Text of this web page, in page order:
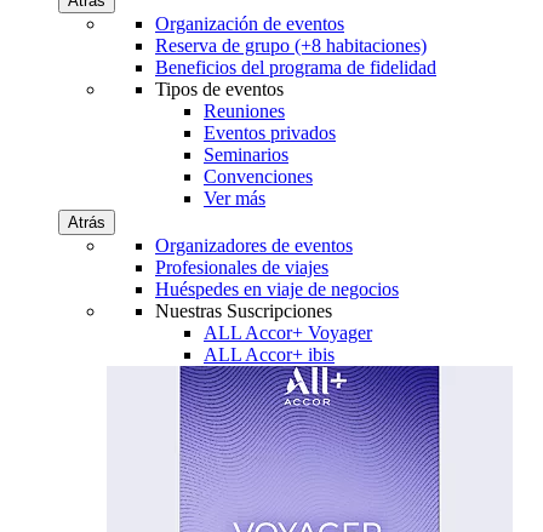
Organización de eventos
Reserva de grupo (+8 habitaciones)
Beneficios del programa de fidelidad
Tipos de eventos
Reuniones
Eventos privados
Seminarios
Convenciones
Ver más
Atrás
Organizadores de eventos
Profesionales de viajes
Huéspedes en viaje de negocios
Nuestras Suscripciones
ALL Accor+ Voyager
ALL Accor+ ibis